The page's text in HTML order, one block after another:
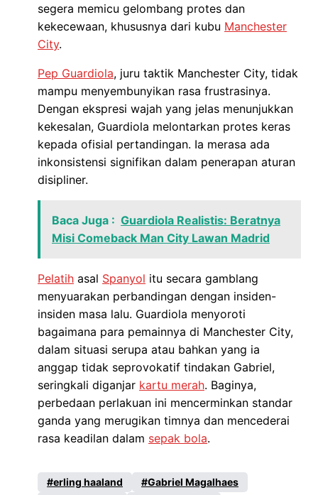
segera memicu gelombang protes dan
kekecewaan, khususnya dari kubu Manchester
City.
Pep Guardiola, juru taktik Manchester City, tidak
mampu menyembunyikan rasa frustrasinya.
Dengan ekspresi wajah yang jelas menunjukkan
kekesalan, Guardiola melontarkan protes keras
kepada ofisial pertandingan. Ia merasa ada
inkonsistensi signifikan dalam penerapan aturan
disipliner.
Baca Juga : Guardiola Realistis: Beratnya
Misi Comeback Man City Lawan Madrid
Pelatih asal Spanyol itu secara gamblang
menyuarakan perbandingan dengan insiden-
insiden masa lalu. Guardiola menyoroti
bagaimana para pemainnya di Manchester City,
dalam situasi serupa atau bahkan yang ia
anggap tidak seprovokatif tindakan Gabriel,
seringkali diganjar kartu merah. Baginya,
perbedaan perlakuan ini mencerminkan standar
ganda yang merugikan timnya dan mencederai
rasa keadilan dalam sepak bola.
erling haaland
Gabriel Magalhaes